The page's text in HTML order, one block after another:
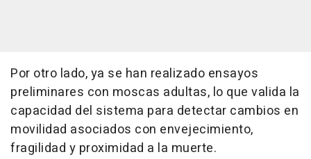
Por otro lado, ya se han realizado ensayos
preliminares con moscas adultas, lo que valida la
capacidad del sistema para detectar cambios en
movilidad asociados con envejecimiento,
fragilidad y proximidad a la muerte.